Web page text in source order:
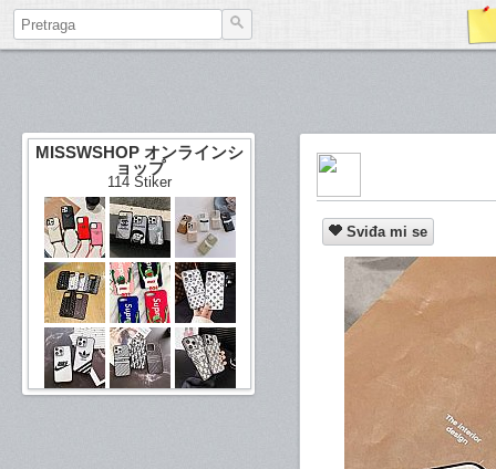
MISSWSHOP オンラインシ
ョップ
114 Stiker
Sviđa mi se